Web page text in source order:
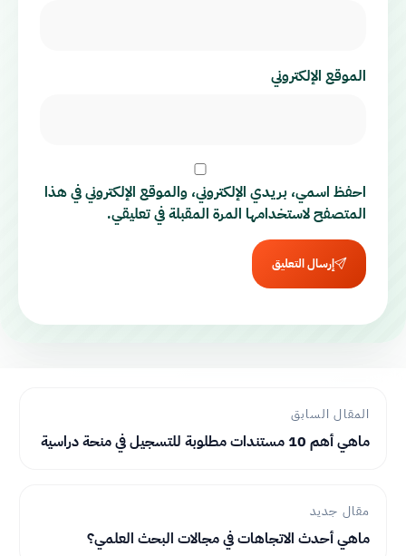
الموقع الإلكتروني
احفظ اسمي، بريدي الإلكتروني، والموقع الإلكتروني في هذا
المتصفح لاستخدامها المرة المقبلة في تعليقي.
إرسال التعليق
المقال السابق
ماهي أهم 10 مستندات مطلوبة للتسجيل في منحة دراسية
مقال جديد
ماهي أحدث الاتجاهات في مجالات البحث العلمي؟